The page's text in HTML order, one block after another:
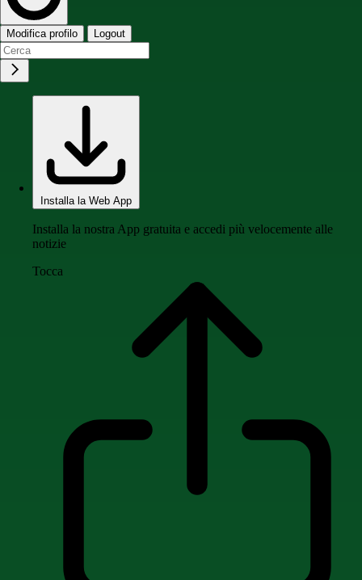
Modifica profilo Logout
Installa la Web App
Installa la nostra App gratuita e accedi più velocemente alle
notizie
Tocca